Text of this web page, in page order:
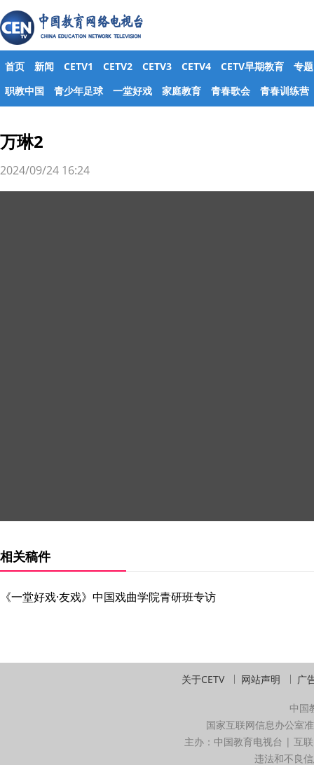
首页 新闻 CETV1 CETV2 CETV3 CETV4 CETV早期教育
专题
职教中国
青少年足球 一堂好戏 家庭教育 青春歌会 青春训练营
万琳2
2024/09/24 16:24
相关稿件
《一堂好戏·友戏》中国戏曲学院青研班专访
关于CETV 网站声明 广
中国
国家互联网信息办公室
主办：中国教育电视台 | 互
违法和不良